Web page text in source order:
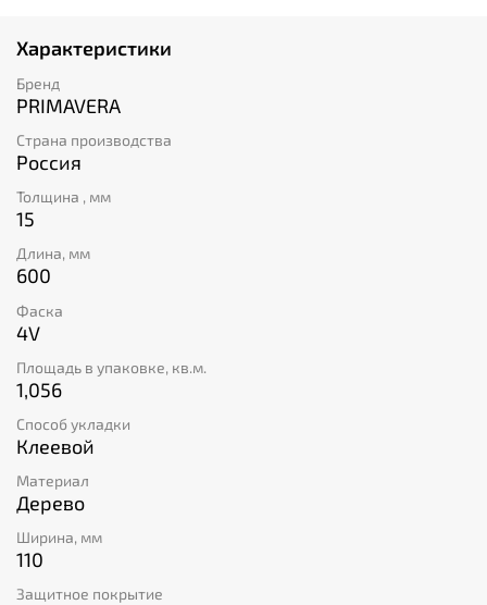
покрытия и сохранение природного рисунка.
Лакированное защитное покрытие облегчает уход.
Создайте стильный и долговечный пол по доступным
российским стандартам качества!
Характеристики
Бренд
PRIMAVERA
Страна производства
Россия
Толщина , мм
15
Длина, мм
600
Фаска
4V
Площадь в упаковке, кв.м.
1,056
Способ укладки
Клеевой
Материал
Дерево
Ширина, мм
110
Защитное покрытие